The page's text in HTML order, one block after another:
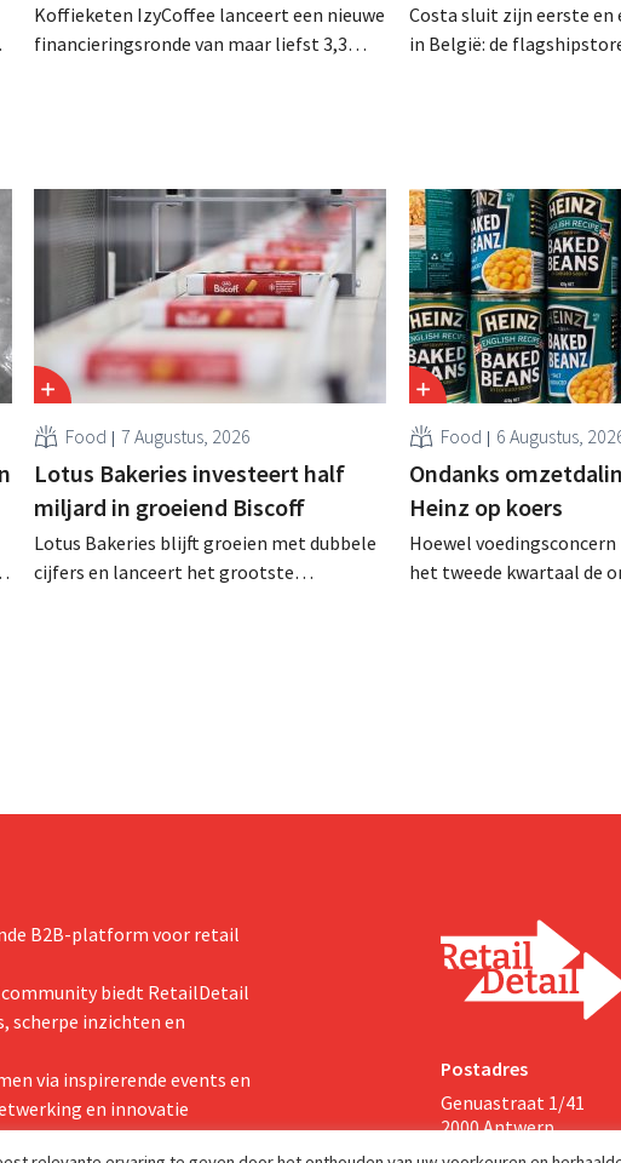
Koffieketen IzyCoffee lanceert een nieuwe
financieringsronde van maar liefst 3,3
Costa sluit zijn eerste en
in België: de
Food 7 Augustus, 2026
Lotus Bakeries investeert half
miljard in groeiend Biscoff
Lotus Bakeries blijft groeien met dubbele
cijfers en lanceert het grootste
Food 6 Augustus,
Ondanks
Heinz op koers
Hoewel
het tweede kwartaal de
B2B-platform voor retail
biedt RetailDetail
scherpe inzichten en
via inspirerende events en
en innovatie
Postadres
Genuastraat 1/41
2000 Antwerp